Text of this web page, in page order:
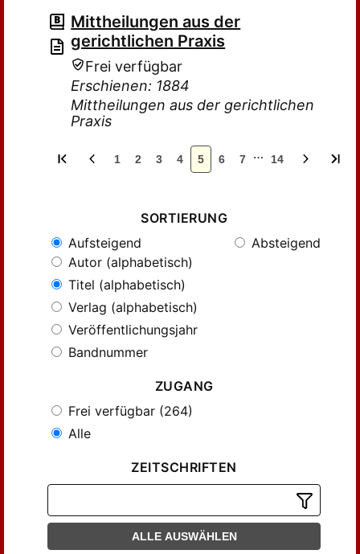
Mittheilungen aus der
gerichtlichen Praxis
Frei verfügbar
Erschienen: 1884
Mittheilungen aus der gerichtlichen
Praxis
1 2 3 4 5 6 7 … 14
SORTIERUNG
Aufsteigend
Absteigend
Autor (alphabetisch)
Titel (alphabetisch)
Verlag (alphabetisch)
Veröffentlichungsjahr
Bandnummer
ZUGANG
Frei verfügbar (264)
Alle
ZEITSCHRIFTEN
ALLE AUSWÄHLEN